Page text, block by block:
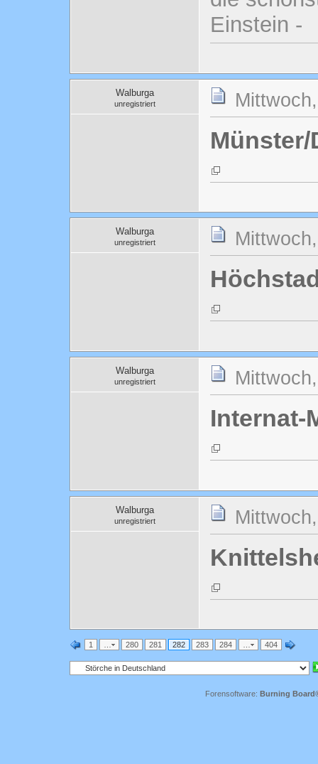
Einstein -
Walburga
unregistriert
Walburga
unregistriert
Walburga
unregistriert
Internat-
Walburga
unregistriert
1 280 281 282 283 284 404
Forensoftware: Burning